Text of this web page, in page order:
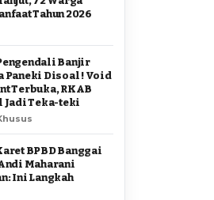
Tahun 2026
Banjir
Paneki Disoal ! Void
Terbuka, RKAB
Jadi Teka-teki
BPBD Banggai
Maharani
Ini Langkah